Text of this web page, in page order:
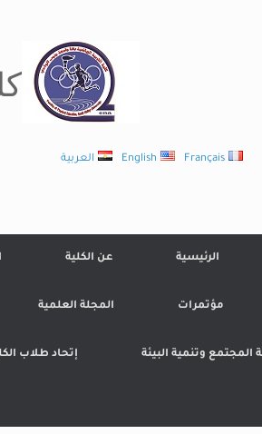
العربية English Français
الرئيسية عن الكلية
مؤتمرات المجلة العلمية
وتنمية البيئة إتحاد طلاب